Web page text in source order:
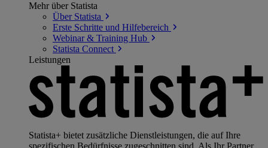
Mehr über Statista
Über Statista
Erste Schritte und Hilfebereich
Webinar & Training Hub
Statista Connect
Leistungen
Statista+ bietet zusätzliche Dienstleistungen, die auf Ihre
spezifischen Bedürfnisse zugeschnitten sind. Als Ihr Partner